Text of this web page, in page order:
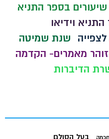
שיעורים בספר התניא
וידיאו
שנת שמיטה
מאמרים- הקדמה
הדיברות
בעל הסולם